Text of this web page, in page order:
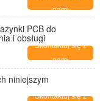
nami
PCB do
i obsługi
Skontaktuj się z
nami
niniejszym
Skontaktuj się z